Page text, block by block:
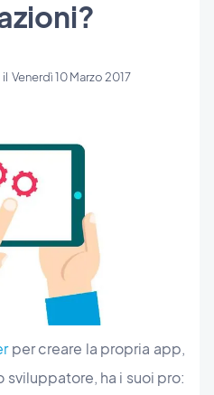
il Venerdì 10 Marzo 2017
per creare la propria app,
ha i suoi pro: